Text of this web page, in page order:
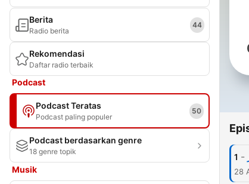
Berita
Radio berita
44
Rekomendasi
Daftar radio terbaik
Podcast
Podcast Teratas
Podcast paling populer
50
Podcast berdasarkan genre
18 genre topik
Musik
1 -
28